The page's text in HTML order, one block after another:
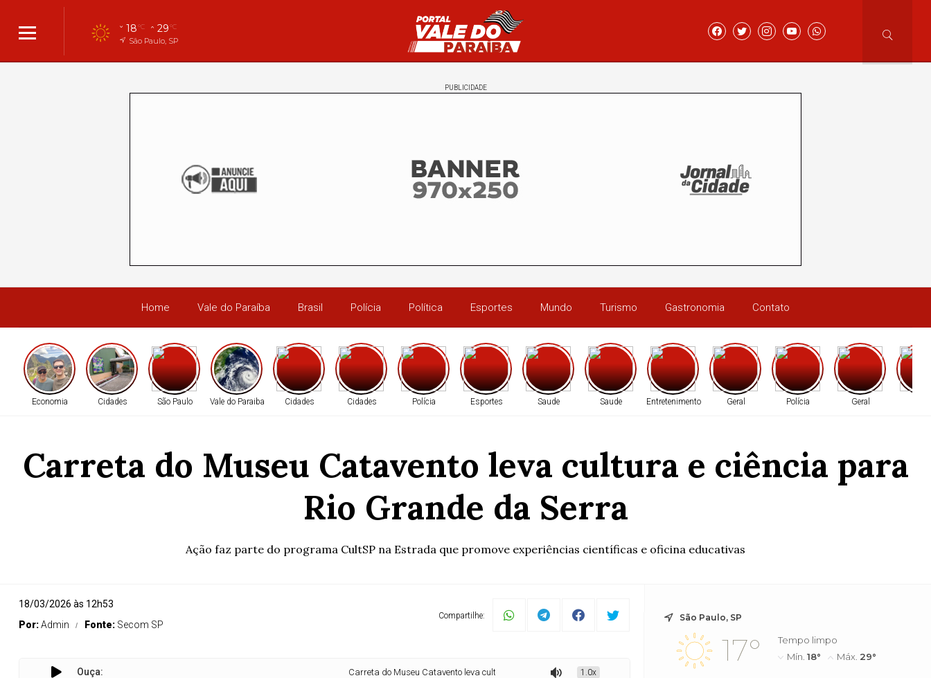
18°C 29°C
São Paulo, SP
PUBLICIDADE
Home Vale do Paraíba Brasil Polícia Política Esportes Mundo Turismo Gastronomia Contato
Economia Cidades São Paulo Vale do Paraiba Cidades Cidades Polícia Esportes Saude Saude Entretenimento Geral Polícia Geral
Carreta do Museu Catavento leva cultura e ciência para
Rio Grande da Serra
Ação faz parte do programa CultSP na Estrada que promove experiências científicas e oficina educativas
18/03/2026 às 12h53
Por:Admin Fonte: Secom SP
Compartilhe:
Ouça: Carreta do Museu Catavento leva cultura e ciência para Rio Grande da Serra
1.0x
São Paulo, SP
17°
Tempo limpo
Mín.18° Máx. 29°